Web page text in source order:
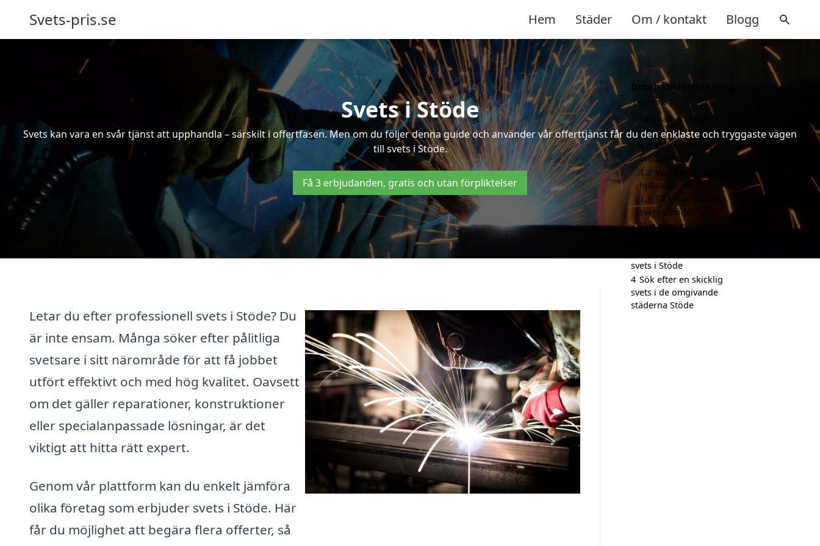
Svets-pris.se Hem Städer Om / kontakt Blogg
Svets i Stöde
Svets kan vara en svår tjänst att upphandla – särskilt i offertfasen. Men om du följer denna guide och använder vår offerttjänst får du den enklaste och tryggaste vägen
till svets i Stöde.
Få 3 erbjudanden, gratis och utan förpliktelser
Letar du efter professionell svets i Stöde? Du
är inte ensam. Många söker efter pålitliga
svetsare i sitt närområde för att få jobbet
utfört effektivt och med hög kvalitet. Oavsett
om det gäller reparationer, konstruktioner
eller specialanpassade lösningar, är det
viktigt att hitta rätt expert.
Genom vår plattform kan du enkelt jämföra
olika företag som erbjuder svets i Stöde. Här
får du möjlighet att begära flera offerter, så
Innehållsförteckning
gömma
Vad kan en svets i
Stöde hjälpa till med?
Olika typer av
svetsning
1.2 Vad kan en svets
hjälpa till med?
1.3 Så hittar du rätt
svets i Stöde
2 Hur mycket kostar en
svets i Stöde
4 Sök efter en skicklig
svets i de omgivande
städerna Stöde